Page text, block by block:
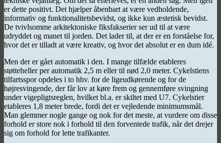
er dette positivt. Det hjælper åbenbart at være vedholdende,
informativ og funktionalitetsbevidst, og ikke kun æstetisk bevidst.
De tvivlsomme arkitektoniske fiksfakserier ser ud til at være
udryddet og manet til jorden. Det lader til, at der er en forståelse for,
hvor det er tilladt at være kreativ, og hvor det absolut er en dum idé.
Men der er gået automatik i den. I mange tilfælde etableres
støtteheller per automatik 2,5 m eller til nød 2,0 meter. Cykelstiens
tilfartsspor opdeles i to hhv. for de ligeudkørende og for de
højresvingende, der får lov at køre frem og gennemføre svingning
under vigepligtsreglen, hvilket bl.a. er skiltet med U7. Cykelstier
etableres 1,8 meter brede, fordi det er vejledende minimumsmål.
Man glemmer nogle gange og nok for det meste, at vurdere om disse
forhold er store nok i forhold til den forventede trafik, når det drejer
sig om forhold for lette trafikanter.